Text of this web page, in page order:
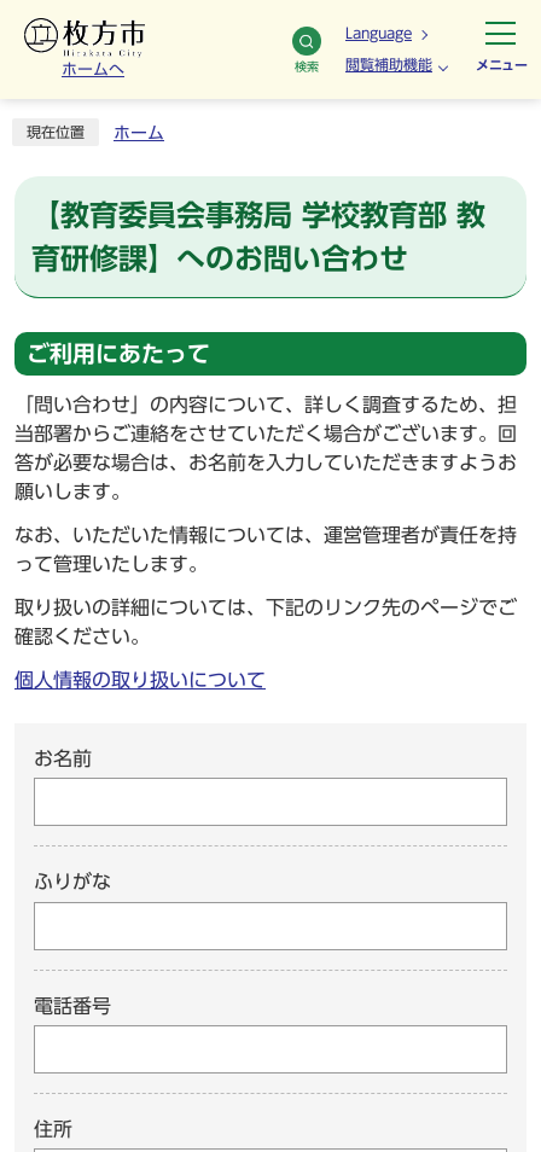
ホームへ 検索
Language
閲覧補助機能 メニュー
現在位置 ホーム
【教育委員会事務局 学校教育部 教
育研修課】へのお問い合わせ
ご利用にあたって
「問い合わせ」の内容について、詳しく調査するため、担
当部署からご連絡をさせていただく場合がございます。回
答が必要な場合は、お名前を入力していただきますようお
願いします。
なお、いただいた情報については、運営管理者が責任を持
って管理いたします。
取り扱いの詳細については、下記のリンク先のページでご
確認ください。
個人情報の取り扱いについて
お名前
ふりがな
電話番号
住所